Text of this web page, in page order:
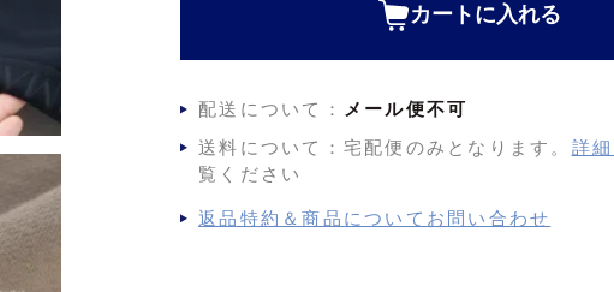
カートに入れる
配送について：
メール便不可
送料について：宅配便のみとなります。 詳
覧ください
返品特約＆商品についてお問い合わせ